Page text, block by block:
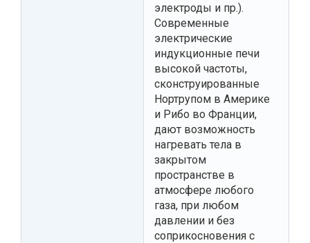
электроды и пр.).
Современные
электрические
индукционные печи
высокой частоты,
сконструированные
Нортрупом в Америке
и Рибо во Франции,
дают возможность
нагревать тела в
закрытом
пространстве в
атмосфере любого
газа, при любом
давлении и без
соприкосновения с